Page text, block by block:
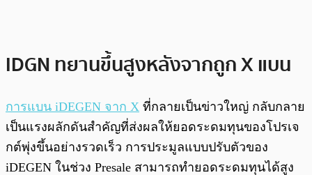
IDGN ทยานขึ้นสูงหลังจากถูก X แบน
การแบน iDEGEN จาก X ที่กลายเป็นข่าวใหญ่ กลับกลาย
เป็นแรงผลักดันสำคัญที่ส่งผลให้ยอดระดมทุนของโปรเจ
กต์พุ่งขึ้นอย่างรวดเร็ว การประมูลแบบปรับตัวของ
iDEGEN ในช่วง Presale สามารถทำยอดระดมทุนได้สูง